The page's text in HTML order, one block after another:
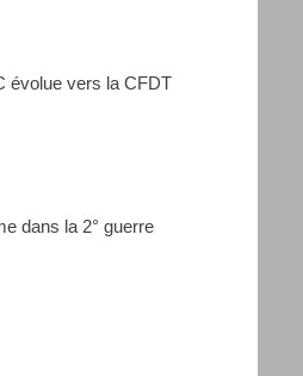
évolue vers la CFDT
dans la 2° guerre